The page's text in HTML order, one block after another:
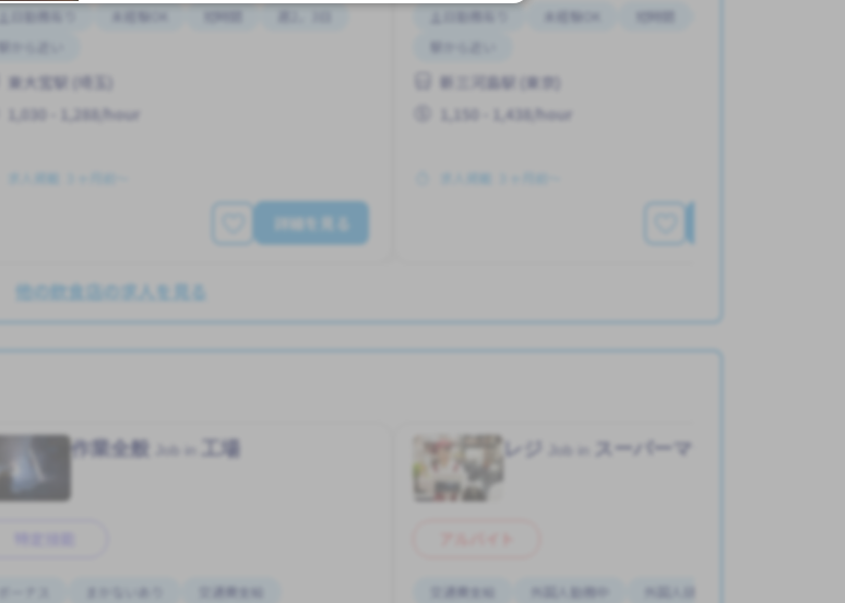
駅から近い
東大宮駅 (埼玉)
1,030 - 1,288/hour
求人掲載 ３ヶ月前〜
詳細を見る
未経験OK 短時間
駅から近い
新三河島駅 (東京)
1,150 - 1,438/hour
求人掲載 ３ヶ月前〜
他の飲食店の求人を見る
作業全般
まかないあり
交通費支給
レジ スーパーマーケット
交通費支給 外国人勤務中